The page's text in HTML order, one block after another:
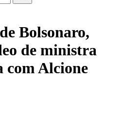
Bolsonaro,
de ministra
com Alcione